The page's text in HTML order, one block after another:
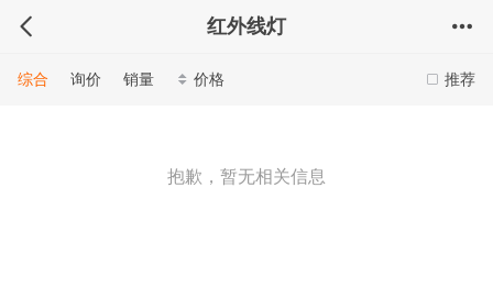
红外线灯
推荐
综合 询价 销量 价格
抱歉，暂无相关信息